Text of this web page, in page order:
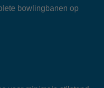
bowlingbanen op